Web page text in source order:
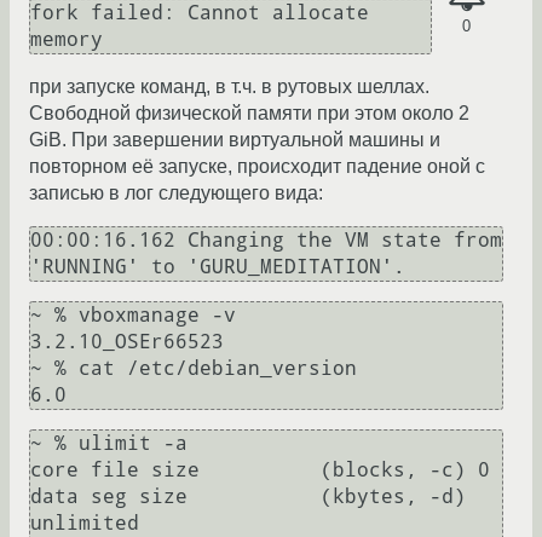
0
fork failed: Cannot allocate
memory
при запуске команд, в т.ч. в рутовых шеллах.
Свободной физической памяти при этом около 2
GiB. При завершении виртуальной машины и
повторном её запуске, происходит падение оной с
записью в лог следующего вида:
00:00:16.162 Changing the VM state from
'RUNNING' to 'GURU_MEDITATION'.
~ % vboxmanage -v
3.2.10_OSEr66523
~ % cat /etc/debian_version
~ % ulimit -a
core file size          (blocks, -c) 0
data seg size           (kbytes, -d)
unlimited